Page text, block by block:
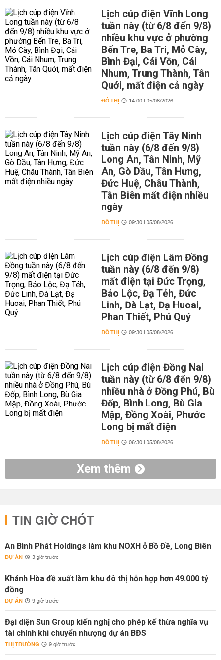
Lịch cúp điện Vĩnh Long
tuần này (từ 6/8 đến 9/8)
nhiều khu vực ở phường
Bến Tre, Ba Tri, Mỏ Cày,
Bình Đại, Cái Vồn, Cái
Nhum, Trung Thành, Tân
Quới, mất điện cả ngày
ĐÔ THỊ 14:00 | 05/08/2026
Lịch cúp điện Tây Ninh
tuần này (6/8 đến 9/8)
Long An, Tân Ninh, Mỹ
An, Gò Dầu, Tân Hưng,
Đức Huệ, Châu Thành,
Tân Biên mất điện nhiều
ngày
ĐÔ THỊ 09:30 | 05/08/2026
Lịch cúp điện Lâm Đồng
tuần này (6/8 đến 9/8)
mất điện tại Đức Trọng,
Bảo Lộc, Đạ Tẻh, Đức
Linh, Đà Lạt, Đạ Huoai,
Phan Thiết, Phú Quý
ĐÔ THỊ 09:30 | 05/08/2026
Lịch cúp điện Đồng Nai
tuần này (từ 6/8 đến 9/8)
nhiều nhà ở Đồng Phú, Bù
Đốp, Bình Long, Bù Gia
Mập, Đồng Xoài, Phước
Long bị mất điện
ĐÔ THỊ 06:30 | 05/08/2026
Xem thêm
TIN GIỜ CHÓT
An Bình Phát Holdings làm khu NOXH ở Bồ Đề, Long Biên
DỰ ÁN 3 giờ trước
Khánh Hòa đề xuất làm khu đô thị hỗn hợp hơn 49.000 tỷ
đồng
DỰ ÁN 9 giờ trước
Đại diện Sun Group kiến nghị cho phép kế thừa nghĩa vụ
tài chính khi chuyển nhượng dự án BĐS
THỊ TRƯỜNG 9 giờ trước